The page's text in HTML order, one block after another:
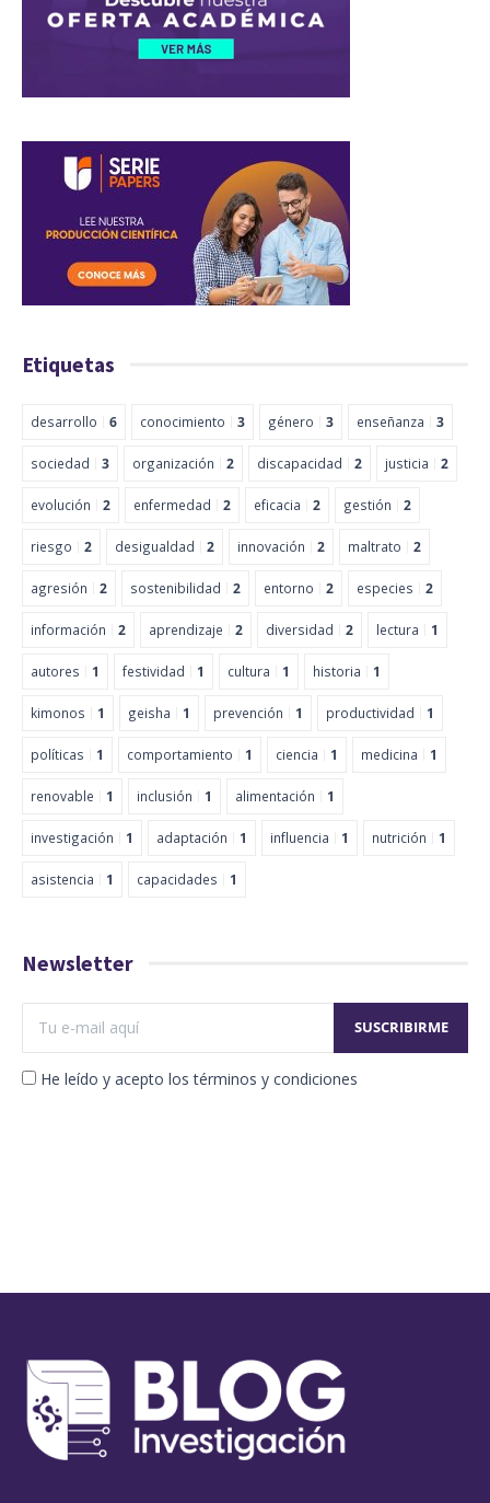
Etiquetas
desarrollo 6 conocimiento 3 género 3 enseñanza 3
sociedad 3 organización 2 discapacidad 2 justicia 2
evolución 2 enfermedad 2 eficacia 2 gestión 2
riesgo 2 desigualdad 2 innovación 2 maltrato 2
agresión 2 sostenibilidad 2 entorno 2 especies 2
información 2 aprendizaje 2 diversidad 2 lectura 1
autores 1 festividad 1 cultura 1 historia 1
kimonos 1 geisha 1 prevención 1 productividad 1
políticas 1 comportamiento 1 ciencia 1 medicina 1
renovable 1 inclusión 1 alimentación 1
investigación 1 adaptación 1 influencia 1 nutrición 1
asistencia 1 capacidades 1
Newsletter
He leído y acepto los términos y condiciones